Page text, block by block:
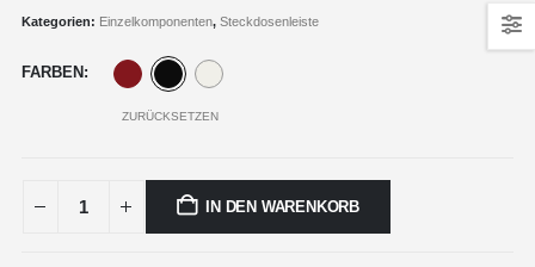
Kategorien: Einzelkomponenten, Steckdosenleiste
FARBEN
ZURÜCKSETZEN
IN DEN WARENKORB